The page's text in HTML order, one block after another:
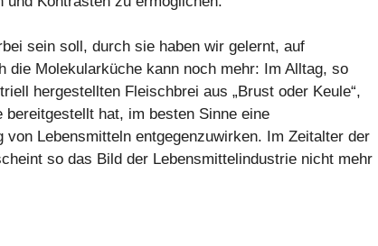
sein soll, durch sie haben wir gelernt, auf
die Molekularküche kann noch mehr: Im Alltag, so
hergestellten Fleischbrei aus „Brust oder Keule“,
hat, im besten Sinne eine
Lebensmitteln entgegenzuwirken. Im Zeitalter der
so das Bild der Lebensmittelindustrie nicht mehr